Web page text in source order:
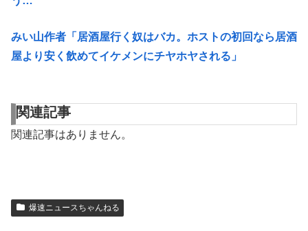
みい山作者「居酒屋行く奴はバカ。ホストの初回なら居酒
屋より安く飲めてイケメンにチヤホヤされる」
関連記事
関連記事はありません。
爆速ニュースちゃんねる